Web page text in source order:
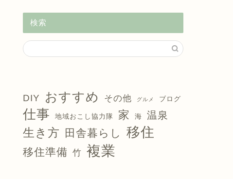
検索
DIY おすすめ その他 グルメ ブログ
仕事 地域おこし協力隊 家 海 温泉
生き方 田舎暮らし 移住
移住準備 竹 複業